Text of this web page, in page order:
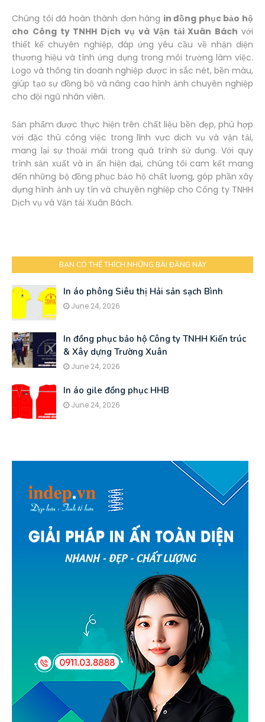
Chúng tôi đã hoàn thành đơn hàng in đồng phục bảo hộ
cho Công ty TNHH Dịch vụ và Vận tải Xuân Bách với
thiết kế chuyên nghiệp, đáp ứng yêu cầu về nhận diện
thương hiệu và tính ứng dụng trong môi trường làm việc.
Logo và thông tin doanh nghiệp được in sắc nét, bền màu,
giúp tạo sự đồng bộ và nâng cao hình ảnh chuyên nghiệp
cho đội ngũ nhân viên.
Sản phẩm được thực hiện trên chất liệu bền đẹp, phù hợp
với đặc thù công việc trong lĩnh vực dịch vụ và vận tải,
mang lại sự thoải mái trong quá trình sử dụng. Với quy
trình sản xuất và in ấn hiện đại, chúng tôi cam kết mang
đến những bộ đồng phục bảo hộ chất lượng, góp phần xây
dựng hình ảnh uy tín và chuyên nghiệp cho Công ty TNHH
Dịch vụ và Vận tải Xuân Bách.
BẠN CÓ THỂ THÍCH NHỮNG BÀI ĐĂNG NÀY
In áo phông Siêu thị Hải sản sạch Bình
June 24, 2026
In đồng phục bảo hộ Công ty TNHH Kiến trúc
& Xây dựng Trường Xuân
June 24, 2026
In áo gile đồng phục HHB
June 24, 2026